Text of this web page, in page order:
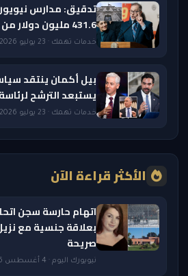
تدقيق: مدارس
431.6 مليون دولار من «ميديكيد
خدمات تهمك · 23 يوليو 2026 — 9:06 PM
بيل أكمان ينتقد
يستبعد الترشح
خدمات تهمك · 23 يوليو 2026 — 5:35 PM
الأكثر قراءة الآن
اتهام حارسة سجن
بعلاقة جنسية مع
صريحة
نيويورك اليوم · 4 أغسطس 2026 — 8:20 AM